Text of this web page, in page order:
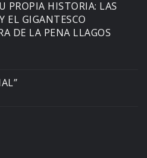
PROPIA HISTORIA: LAS
EL GIGANTESCO
DE LA PENA LLAGOS